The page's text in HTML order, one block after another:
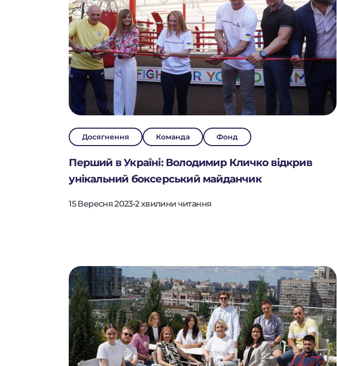
ПРО ФОНД
ПРОЄКТИ
НОВИНИ
ДІЯЛЬНІСТЬ
ПІДТРИМАТИ
Досягнення Команда Фонд
Перший в Україні: Володимир Кличко відкрив
унікальний боксерський майданчик
15 Вересня 2023•2 хвилини читання